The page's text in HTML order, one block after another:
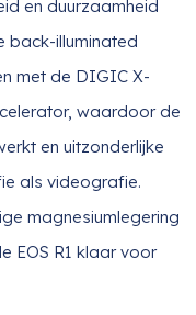
en duurzaamheid
back-illuminated
met de DIGIC X-
waardoor de
en uitzonderlijke
als videografie.
magnesiumlegering
EOS R1 klaar voor